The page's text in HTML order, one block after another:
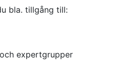
bla. tillgång till:
expertgrupper